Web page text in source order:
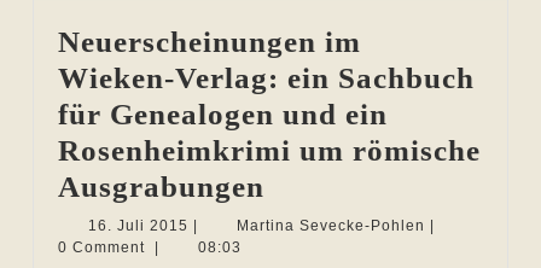
Neuerscheinungen im
Wieken-Verlag: ein Sachbuch
für Genealogen und ein
Rosenheimkrimi um römische
Ausgrabungen
im
16. Juli 2015 16.
Juli
Martina Sevecke-Pohlen Martina
0 Comment
08:03